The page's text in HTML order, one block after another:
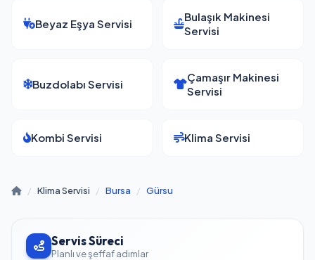
Beyaz Eşya Servisi
Bulaşık Makinesi
Servisi
Buzdolabı Servisi
Çamaşır Makinesi
Servisi
Kombi Servisi Klima Servisi
/ Klima Servisi / Bursa / Gürsu
Servis Süreci
Planlı ve şeffaf adımlar